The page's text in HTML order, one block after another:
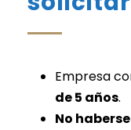
Empresa
de 5 años.
No